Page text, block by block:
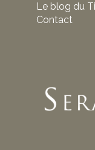
Le blog du
Contact